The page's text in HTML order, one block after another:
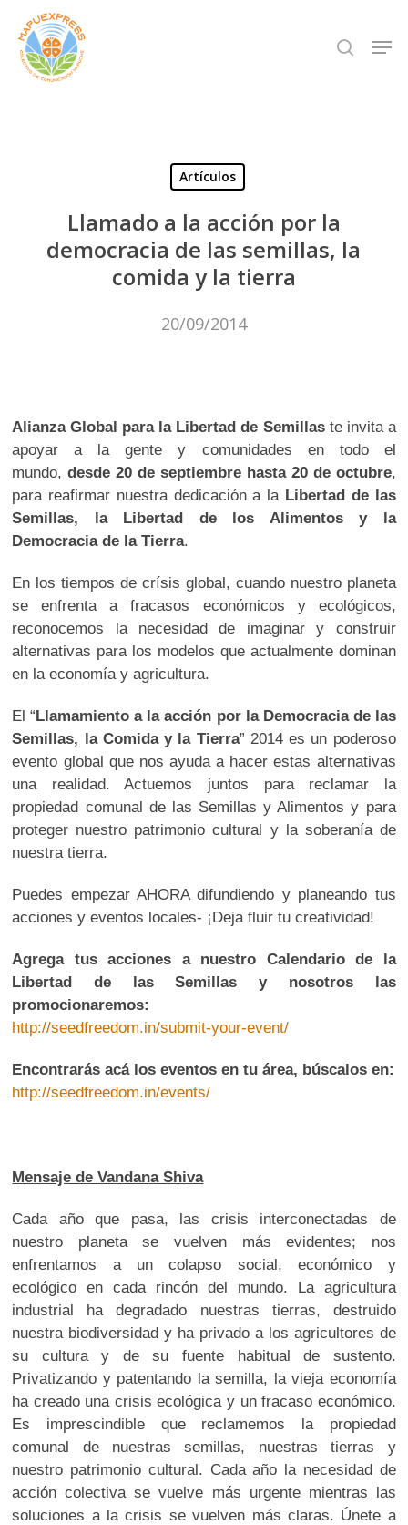
Skip
main
search
Artículos
Llamado a la acción por la
democracia de las semillas, la
comida y la tierra
20/09/2014
Alianza Global para la Libertad de Semillaste invita a
apoyar a la gente y comunidades en todo el
mundo,desde 20 de septiembre hasta 20 de octubre,
para reafirmar nuestra dedicación a la Libertad de las
Semillas, la Libertad de los Alimentos y la
Democracia de la Tierra.
En los tiempos de crísis global, cuando nuestro planeta
se enfrenta a fracasos económicos y ecológicos,
reconocemos la necesidad de imaginar y construir
alternativas para los modelos que actualmente dominan
en la economía y agricultura.
El “ Llamamiento a la acción por la Democracia de las
Semillas, la Comida y la Tierra” 2014 es un poderoso
evento global que nos ayuda a hacer estas alternativas
una realidad. Actuemos juntos para reclamar la
propiedad comunal de las Semillas y Alimentos y para
proteger nuestro patrimonio cultural y la soberanía de
nuestra tierra.
Puedes empezar AHORA difundiendo y planeando tus
acciones y eventos locales- ¡Deja fluir tu creatividad!
Agrega tus acciones a nuestro Calendario de la
Libertad de las Semillas y nosotros las
promocionaremos:
http://seedfreedom.in/submit-your-event/
Encontrarás acá los eventos en tu área, búscalos en:
http://seedfreedom.in/events/
Mensaje de Vandana Shiva
Cada año que pasa, las crisis interconectadas de
nuestro planeta se vuelven más evidentes; nos
enfrentamos a un colapso social, económico y
ecológico en cada rincón del mundo. La agricultura
industrial ha degradado nuestras tierras, destruido
nuestra biodiversidad y ha privado a los agricultores de
su cultura y de su fuente habitual de sustento.
Privatizando y patentando la semilla, la vieja economía
ha creado una crisis ecológica y un fracaso económico.
Es imprescindible que reclamemos la propiedad
comunal de nuestras semillas, nuestras tierras y
nuestro patrimonio cultural. Cada año la necesidad de
acción colectiva se vuelve más urgente mientras las
soluciones a la crisis se vuelven más claras. Únete a
Close